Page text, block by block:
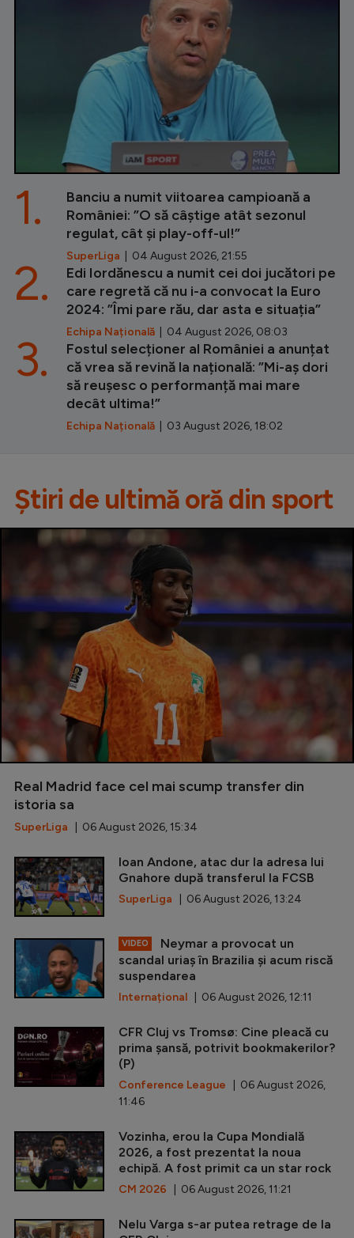
Banciu a numit viitoarea campioană a
României: ”O să câștige atât sezonul
regulat, cât și play-off-ul!”
SuperLiga | 04 August 2026, 21:55
1.
Edi Iordănescu a numit cei doi jucători pe
care regretă că nu i-a convocat la Euro
2024: ”Îmi pare rău, dar asta e situația”
Echipa Națională | 04 August 2026, 08:03
2.
Fostul selecționer al României a anunțat
că vrea să revină la națională: ”Mi-aș dori
să reușesc o performanță mai mare
decât ultima!”
Echipa Națională | 03 August 2026, 18:02
3.
Știri de ultimă oră din sport
Real Madrid face cel mai scump transfer din
istoria sa
SuperLiga | 06 August 2026, 15:34
Ioan Andone, atac dur la adresa lui
Gnahore după transferul la FCSB
SuperLiga | 06 August 2026, 13:24
VIDEO
Neymar a provocat un
scandal uriaș în Brazilia și acum riscă
suspendarea
Internațional | 06 August 2026, 12:11
CFR Cluj vs Tromsø: Cine pleacă cu
prima șansă, potrivit bookmakerilor?
(P)
Conference League | 06 August 2026,
11:46
Vozinha, erou la Cupa Mondială
2026, a fost prezentat la noua
echipă. A fost primit ca un star rock
CM 2026 | 06 August 2026, 11:21
Nelu Varga s-ar putea retrage de la